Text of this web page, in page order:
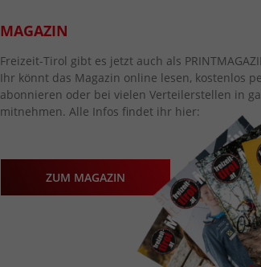
MAGAZIN
Freizeit-Tirol gibt es jetzt auch als
Ihr könnt das Magazin online lesen, kostenlos
abonnieren oder bei vielen Verteilerstellen in
mitnehmen. Alle Infos findet ihr hier:
ZUM MAGAZIN